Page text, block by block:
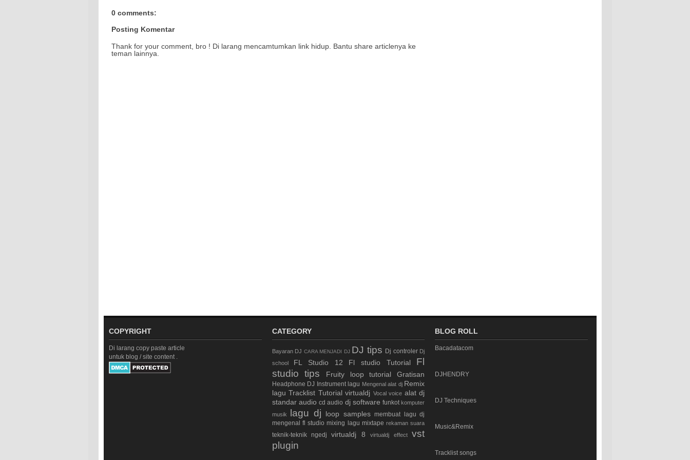
0 comments:
Posting Komentar
Thank for your comment, bro ! Di larang mencamtumkan link hidup. Bantu share articlenya ke
teman lainnya.
COPYRIGHT
Di larang copy paste article
untuk blog / site content .
CATEGORY
Bayaran DJ CARA MENJADI DJ DJ tips Dj controler Dj
school
FL Studio 12 Fl studio Tutorial
Fl
studio tips
Fruity loop tutorial Gratisan
Headphone DJ Instrument lagu Mengenal alat dj Remix
lagu Tracklist Tutorial virtualdj Vocal voice alat dj
standar audio cd audio dj software funkot komputer
musik
lagu dj loop samples membuat lagu dj
mengenal fl studio mixing lagu mixtape rekaman suara
teknik-teknik ngedj virtualdj 8 virtualdj effect
vst
plugin
BLOG ROLL
Bacadatacom
DJHENDRY
DJ Techniques
Music&Remix
Tracklist songs